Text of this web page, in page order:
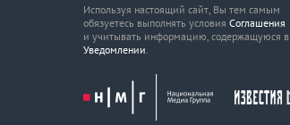
Используя настоящий сайт, Вы тем самым
обязуетесь выполнять условия Соглашения
и учитывать информацию, содержащуюся в
Уведомлении.